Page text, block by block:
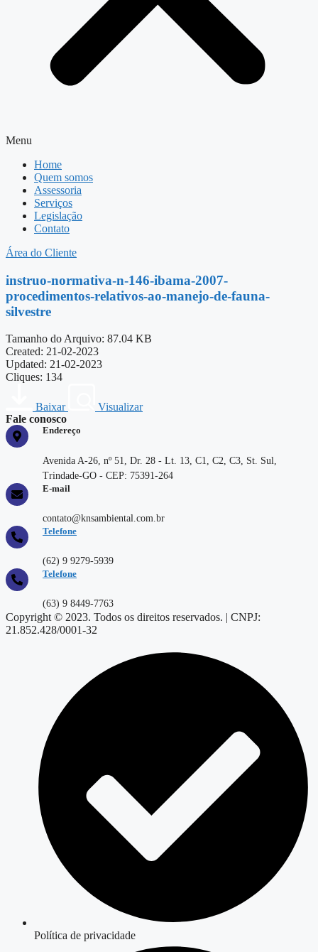
Menu
Home
Quem somos
Assessoria
Serviços
Legislação
Contato
Área do Cliente
instruo-normativa-n-146-ibama-2007-
procedimentos-relativos-ao-manejo-de-fauna-
silvestre
Tamanho do Arquivo: 87.04 KB
Created: 21-02-2023
Updated: 21-02-2023
Cliques: 134
Baixar
Visualizar
Fale conosco
Endereço
Avenida A-26, nº 51, Dr. 28 - Lt. 13, C1, C2, C3, St. Sul,
Trindade-GO - CEP: 75391-264
E-mail
contato@knsambiental.com.br
Telefone
(62) 9 9279-5939
Telefone
(63) 9 8449-7763
Copyright © 2023. Todos os direitos reservados. | CNPJ:
21.852.428/0001-32
Política de privacidade